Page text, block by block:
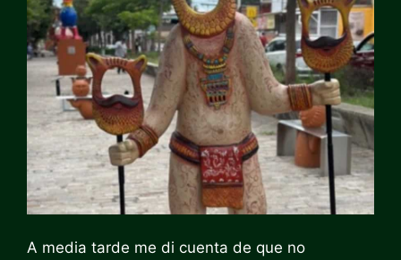
A media tarde me di cuenta de que no